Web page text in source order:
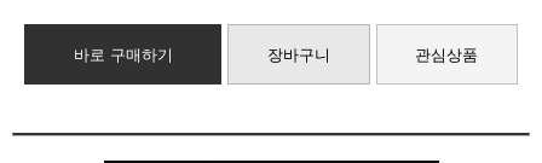
바로 구매하기 장바구니 관심상품